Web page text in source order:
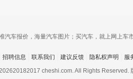
上传图片最多
招聘信息 联系我们 建议反馈 隐私权声明
服
cheshi.com. All Rights Reserved.